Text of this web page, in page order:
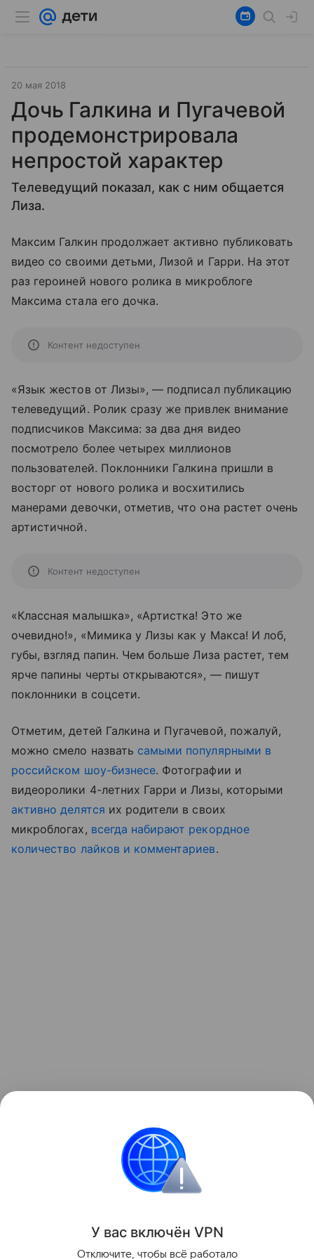
20 мая 2018
Дочь Галкина и Пугачевой
продемонстрировала
непростой характер
Телеведущий показал, как с ним общается
Лиза.
Максим Галкин продолжает активно публиковать
видео со своими детьми, Лизой и Гарри. На этот
раз героиней нового ролика в микроблоге
Максима стала его дочка.
Контент недоступен
«Язык жестов от Лизы», — подписал публикацию
телеведущий. Ролик сразу же привлек внимание
подписчиков Максима: за два дня видео
посмотрело более четырех миллионов
пользователей. Поклонники Галкина пришли в
восторг от нового ролика и восхитились
манерами девочки, отметив, что она растет очень
артистичной.
Контент недоступен
«Классная малышка», «Артистка! Это же
очевидно!», «Мимика у Лизы как у Макса! И лоб,
губы, взгляд папин. Чем больше Лиза растет, тем
ярче папины черты открываются», — пишут
поклонники в соцсети.
Отметим, детей Галкина и Пугачевой, пожалуй,
можно смело назвать самыми популярными в
российском шоу-бизнесе. Фотографии и
видеоролики 4-летних Гарри и Лизы, которыми
активно делятся их родители в своих
микроблогах, всегда набирают рекордное
количество лайков и комментариев.
Как воспитывает детей Алла
Поделиться
У вас включён VPN
Отключите, чтобы всё работало